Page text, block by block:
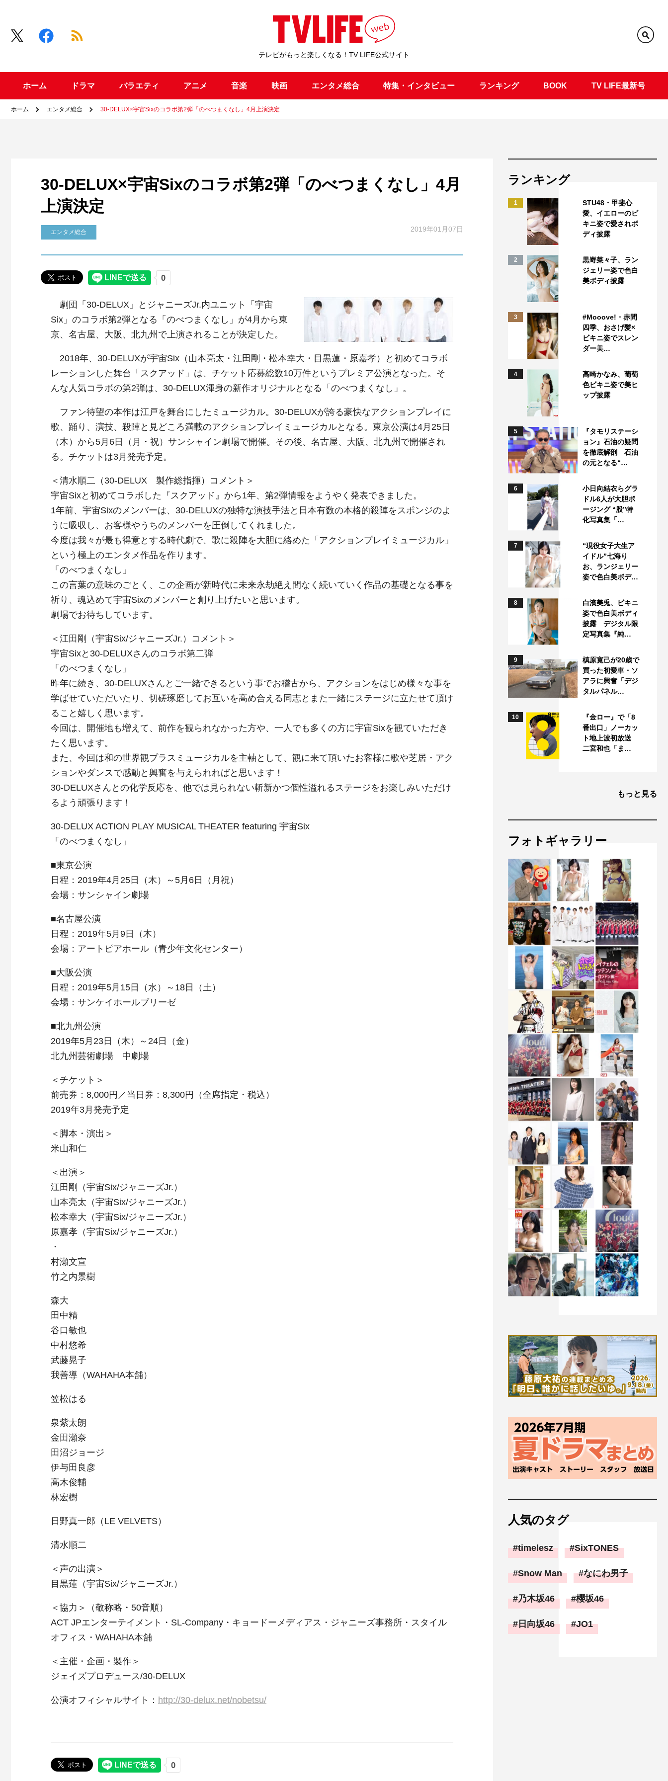
テレビがもっと楽しくなる！TV LIFE公式サイト
ホーム ドラマ バラエティ アニメ 音楽 映画 エンタメ総合 特集・インタビュー ランキング BOOK TV LIFE最新号
ホーム エンタメ総合 30-DELUX×宇宙Sixのコラボ第2弾「のべつまくなし」4月上演決定
30-DELUX×宇宙Sixのコラボ第2弾「のべつまくなし」4月
上演決定
エンタメ総合 2019年01月07日
劇団「30-DELUX」とジャニーズJr.内ユニット「宇宙
Six」のコラボ第2弾となる「のべつまくなし」が4月から東
京、名古屋、大阪、北九州で上演されることが決定した。
2018年、30-DELUXが宇宙Six（山本亮太・江田剛・松本幸大・目黒蓮・原嘉孝）と初めてコラボ
レーションした舞台「スクアッド」は、チケット応募総数10万件というプレミア公演となった。そ
んな人気コラボの第2弾は、30-DELUX渾身の新作オリジナルとなる「のべつまくなし」。
ファン待望の本作は江戸を舞台にしたミュージカル。30-DELUXが誇る豪快なアクションプレイに
歌、踊り、演技、殺陣と見どころ満載のアクションプレイミュージカルとなる。東京公演は4月25日
（木）から5月6日（月・祝）サンシャイン劇場で開催。その後、名古屋、大阪、北九州で開催され
る。チケットは3月発売予定。
＜清水順二（30-DELUX 製作総指揮）コメント＞
宇宙Sixと初めてコラボした『スクアッド』から1年、第2弾情報をようやく発表できました。
1年前、宇宙Sixのメンバーは、30-DELUXの独特な演技手法と日本有数の本格的殺陣をスポンジのよ
うに吸収し、お客様やうちのメンバーを圧倒してくれました。
今度は我々が最も得意とする時代劇で、歌に殺陣を大胆に絡めた「アクションプレイミュージカル」
という極上のエンタメ作品を作ります。
「のべつまくなし」
この言葉の意味のごとく、この企画が新時代に未来永劫絶え間なく続いていく作品の基礎となる事を
祈り、魂込めて宇宙Sixのメンバーと創り上げたいと思います。
劇場でお待ちしています。
＜江田剛（宇宙Six/ジャニーズJr.）コメント＞
宇宙Sixと30-DELUXさんのコラボ第二弾
「のべつまくなし」
昨年に続き、30-DELUXさんとご一緒できるという事でお稽古から、アクションをはじめ様々な事を
学ばせていただいたり、切磋琢磨してお互いを高め合える同志とまた一緒にステージに立たせて頂け
ること嬉しく思います。
今回は、開催地も増えて、前作を観られなかった方や、一人でも多くの方に宇宙Sixを観ていただき
たく思います。
また、今回は和の世界観プラスミュージカルを主軸として、観に来て頂いたお客様に歌や芝居・アク
ションやダンスで感動と興奮を与えられればと思います！
30-DELUXさんとの化学反応を、他では見られない斬新かつ個性溢れるステージをお楽しみいただけ
るよう頑張ります！
30-DELUX ACTION PLAY MUSICAL THEATER featuring 宇宙Six
「のべつまくなし」
■東京公演
日程：2019年4月25日（木）～5月6日（月祝）
会場：サンシャイン劇場
■名古屋公演
日程：2019年5月9日（木）
会場：アートピアホール（青少年文化センター）
■大阪公演
日程：2019年5月15日（水）～18日（土）
会場：サンケイホールブリーゼ
■北九州公演
2019年5月23日（木）～24日（金）
北九州芸術劇場 中劇場
＜チケット＞
前売券：8,000円／当日券：8,300円（全席指定・税込）
2019年3月発売予定
＜脚本・演出＞
米山和仁
＜出演＞
江田剛（宇宙Six/ジャニーズJr.）
山本亮太（宇宙Six/ジャニーズJr.）
松本幸大（宇宙Six/ジャニーズJr.）
原嘉孝（宇宙Six/ジャニーズJr.）
・
村瀬文宣
竹之内景樹
森大
田中精
谷口敏也
中村悠希
武藤晃子
我善導（WAHAHA本舗）
笠松はる
泉紫太朗
金田瀬奈
田沼ジョージ
伊与田良彦
高木俊輔
林宏樹
日野真一郎（LE VELVETS）
清水順二
＜声の出演＞
目黒蓮（宇宙Six/ジャニーズJr.）
＜協力＞（敬称略・50音順）
ACT JPエンターテイメント・SL-Company・キョードーメディアス・ジャニーズ事務所・スタイル
オフィス・WAHAHA本舗
＜主催・企画・製作＞
ジェイズプロデュース/30-DELUX
公演オフィシャルサイト： http://30-delux.net/nobetsu/
ランキング
1
STU48・甲斐心
愛、イエローのビ
キニ姿で愛されボ
ディ披露
2
黒嵜菜々子、ラン
ジェリー姿で色白
美ボディ披露
3
#Mooove!・赤間
四季、おさげ髪×
ビキニ姿でスレン
ダー美…
4
高崎かなみ、葡萄
色ビキニ姿で美ヒ
ップ披露
5
『タモリステーシ
ョン』石油の疑問
を徹底解剖 石油
の元となる“…
6
小日向結衣らグラ
ドル6人が大胆ポ
ージング “股”特
化写真集「…
7
“現役女子大生ア
イドル”七海り
お、ランジェリー
姿で色白美ボデ…
8
白濱美兎、ビキニ
姿で色白美ボディ
披露 デジタル限
定写真集『純…
9
槙原寛己が20歳で
買った初愛車・ソ
アラに興奮「デジ
タルパネル…
10
『金ロー』で「8
番出口」ノーカッ
ト地上波初放送
二宮和也「ま…
もっと見る
フォトギャラリー
人気のタグ
timelesz SixTONES
Snow Man なにわ男子
乃木坂46 櫻坂46
日向坂46 JO1